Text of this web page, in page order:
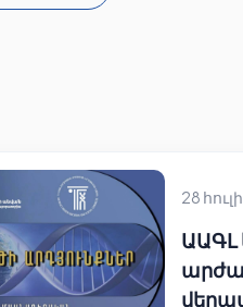
28
ԱԱԳԼ